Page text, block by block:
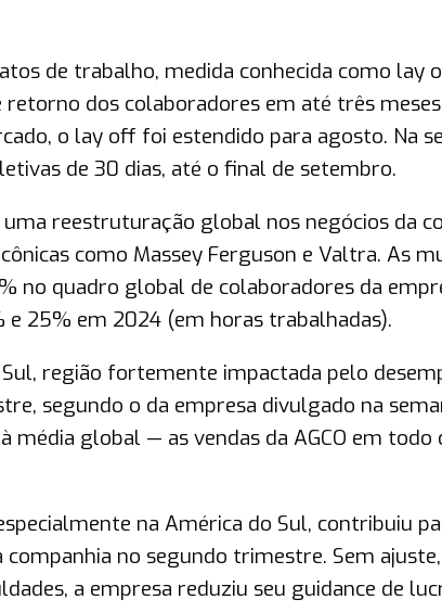
de trabalho, medida conhecida como lay
dos colaboradores em até três
o lay off foi estendido para agosto. Na
de 30 dias, até o final de setembro.
reestruturação global nos negócios da
como Massey Ferguson e Valtra. As
no quadro global de colaboradores da
25% em 2024 (em horas trabalhadas).
Sul, região fortemente impactada pelo
segundo o da empresa divulgado na
média global — as vendas da AGCO em todo
na América do Sul, contribuiu
no segundo trimestre. Sem ajuste,
a empresa reduziu seu guidance de